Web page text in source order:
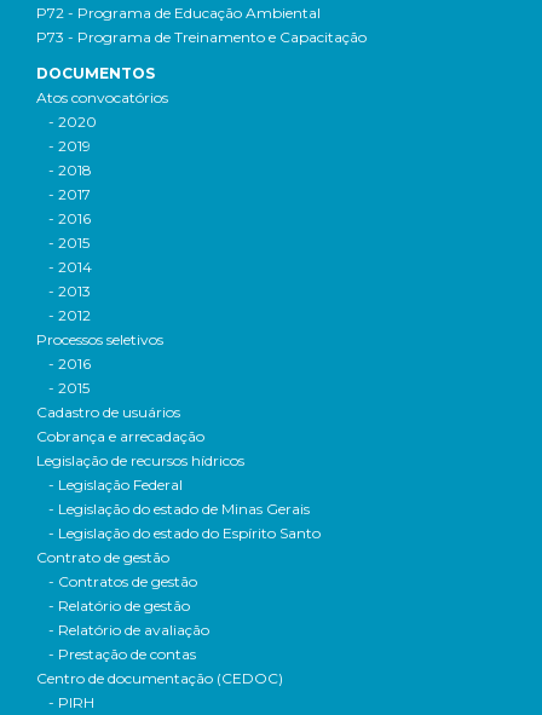
P72 - Programa de Educação Ambiental
P73 - Programa de Treinamento e Capacitação
DOCUMENTOS
Atos convocatórios
- 2020
- 2019
- 2018
- 2017
- 2016
- 2015
- 2014
- 2013
- 2012
Processos seletivos
- 2016
- 2015
Cadastro de usuários
Cobrança e arrecadação
Legislação de recursos hídricos
- Legislação Federal
- Legislação do estado de Minas Gerais
- Legislação do estado do Espírito Santo
Contrato de gestão
- Contratos de gestão
- Relatório de gestão
- Relatório de avaliação
- Prestação de contas
Centro de documentação (CEDOC)
- PIRH